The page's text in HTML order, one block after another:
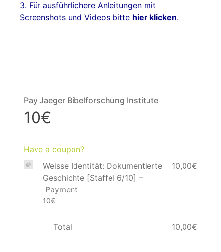
3. Für ausführlichere Anleitungen mit
Screenshots und Videos bitte hier klicken.
Pay Jaeger Bibelforschung Institute
10€
Have a coupon?
Weisse Identität: Dokumentierte
Geschichte [Staffel 6/10] –
Payment
10€
10,00€
Total 10,00€